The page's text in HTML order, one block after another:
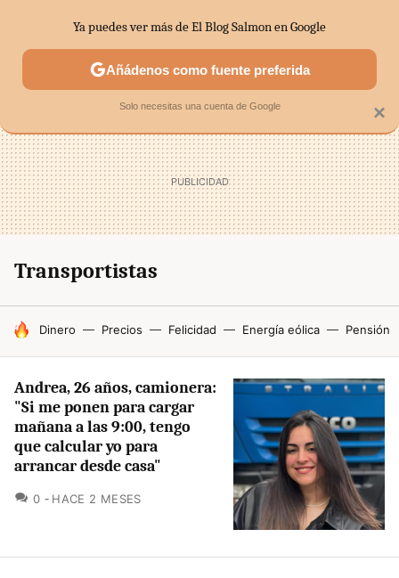
SECTORES ECONOMÍA DOMÉSTICA MERCADOS
Transportistas
HOY SE HABLA DE
Dinero Precios Felicidad Energía eólica Pensión
Andrea, 26 años, camionera:
"Si me ponen para cargar
mañana a las 9:00, tengo
que calcular yo para
arrancar desde casa"
0 COMENTARIOS
HACE 2 MESES
×
Ya puedes ver más de El Blog Salmon en Google
Añádenos como fuente preferida
Solo necesitas una cuenta de Google